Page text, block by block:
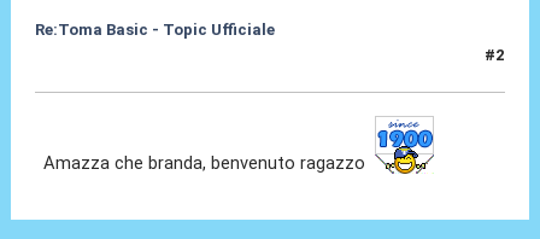
Re:Toma Basic - Topic Ufficiale
#2
Amazza che branda, benvenuto ragazzo